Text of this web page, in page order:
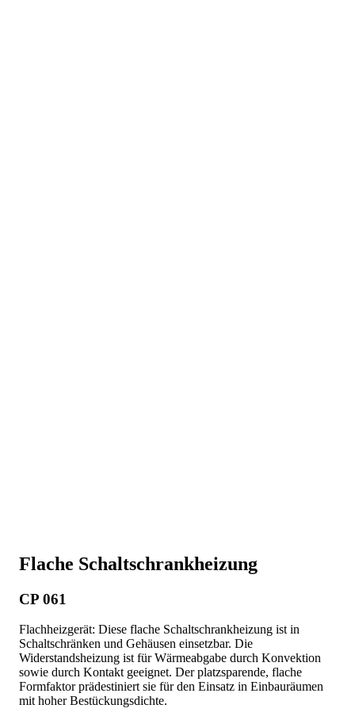
Flache Schaltschrankheizung
CP 061
Flachheizgerät: Diese flache Schaltschrankheizung ist in
Schaltschränken und Gehäusen einsetzbar. Die
Widerstandsheizung ist für Wärmeabgabe durch Konvektion
sowie durch Kontakt geeignet. Der platzsparende, flache
Formfaktor prädestiniert sie für den Einsatz in Einbauräumen
mit hoher Bestückungsdichte.